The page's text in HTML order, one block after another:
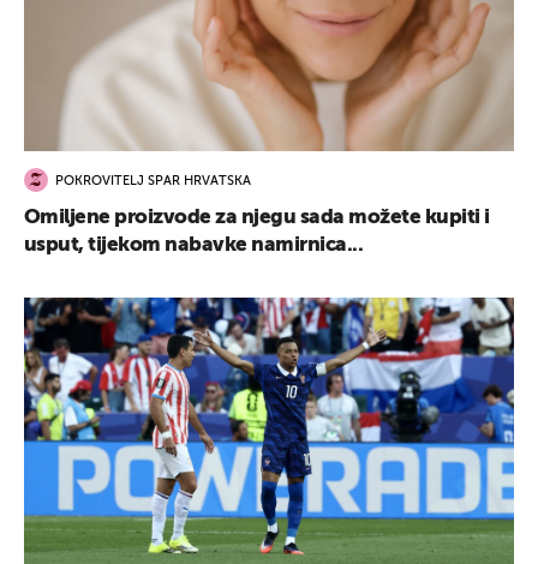
POKROVITELJ SPAR HRVATSKA
Omiljene proizvode za njegu sada možete kupiti i
usput, tijekom nabavke namirnica...